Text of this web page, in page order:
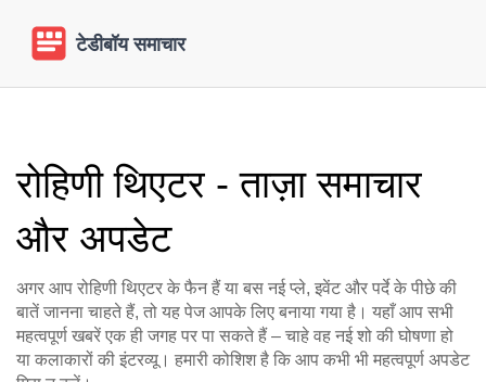
रोहिणी थिएटर - ताज़ा समाचार
और अपडेट
अगर आप रोहिणी थिएटर के फैन हैं या बस नई प्ले, इवेंट और पर्दे के पीछे की
बातें जानना चाहते हैं, तो यह पेज आपके लिए बनाया गया है। यहाँ आप सभी
महत्वपूर्ण खबरें एक ही जगह पर पा सकते हैं – चाहे वह नई शो की घोषणा हो
या कलाकारों की इंटरव्यू। हमारी कोशिश है कि आप कभी भी महत्वपूर्ण अपडेट